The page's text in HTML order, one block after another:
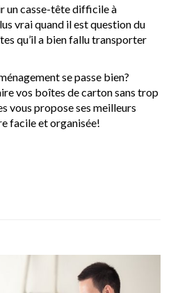
un casse-tête difficile à
vrai quand il est question du
qu’il a bien fallu transporter
se passe bien?
vos boîtes de carton sans trop
vous propose ses meilleurs
facile et organisée!